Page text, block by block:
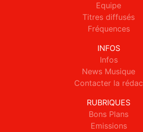
Equipe
Titres diffusés
Fréquences
INFOS
Infos
News Musique
Contacter la rédac
RUBRIQUES
Bons Plans
Emissions